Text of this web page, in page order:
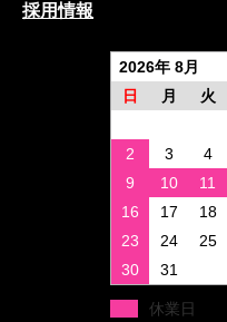
採用情報
2026年 8月
日
月 火
2
3 4
9
10 11
16
17 18
23
24 25
30
31
休業日